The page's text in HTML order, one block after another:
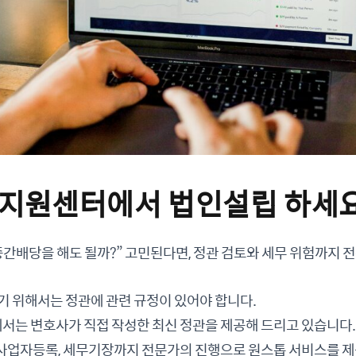
원센터에서 법인설립 하세
배당을 해도 될까?” 고민된다면, 정관 검토와 세무 위험까지
위해서는 정관에 관련 규정이 있어야 합니다.
는 변호사가 직접 작성한 최신 정관을 제공해 드리고 있습니다.
업자등록, 세무기장까지 전문가의 진행으로 원스톱 서비스를